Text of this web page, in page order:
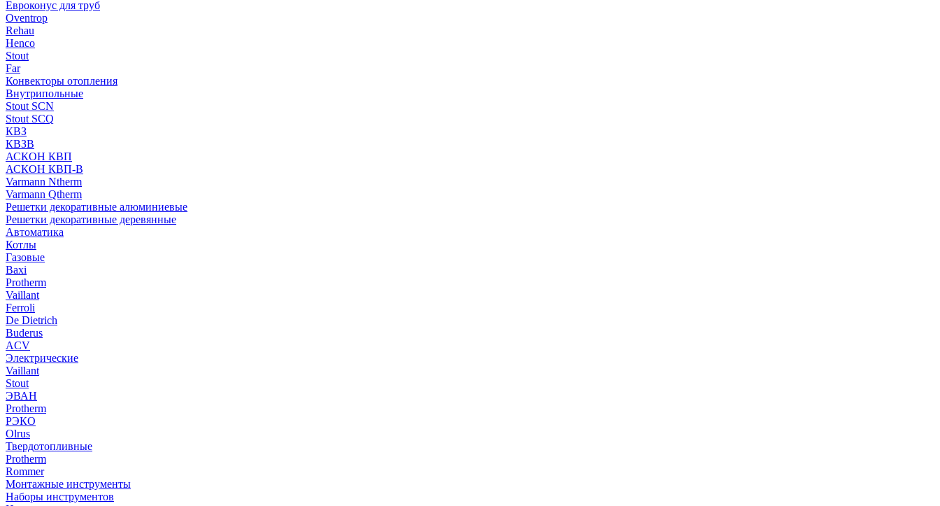
Евроконус для труб
Oventrop
Rehau
Henco
Stout
Far
Конвекторы отопления
Внутрипольные
Stout SCN
Stout SCQ
КВЗ
КВЗВ
АСКОН КВП
АСКОН КВП-В
Varmann Ntherm
Varmann Qtherm
Решетки декоративные алюминиевые
Решетки декоративные деревянные
Автоматика
Котлы
Газовые
Baxi
Protherm
Vaillant
Ferroli
De Dietrich
Buderus
ACV
Электрические
Vaillant
Stout
ЭВАН
Protherm
РЭКО
Olrus
Твердотопливные
Protherm
Rommer
Монтажные инструменты
Наборы инструментов